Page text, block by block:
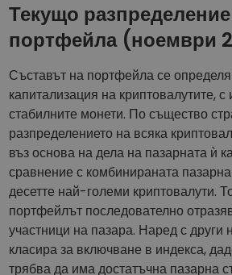
Текущо
портфейла (ноември
Съставът на портфейла се
капитализация на криптовалутите,
стабилните монети. По същество
разпределението на всяка
въз основа на дела на пазарната ѝ
сравнение с комбинираната
десетте най-големи криптовалути.
портфейлът последователно
участници на пазара. Наред с други
класира за включване в индекса,
трябва да има достатъчна пазарна